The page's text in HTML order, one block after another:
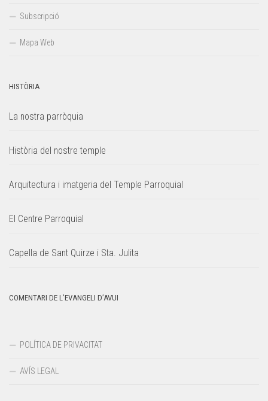
Subscripció
Mapa Web
HISTÒRIA
La nostra parròquia
Història del nostre temple
Arquitectura i imatgeria del Temple Parroquial
El Centre Parroquial
Capella de Sant Quirze i Sta. Julita
COMENTARI DE L’EVANGELI D’AVUI
POLÍTICA DE PRIVACITAT
AVÍS LEGAL